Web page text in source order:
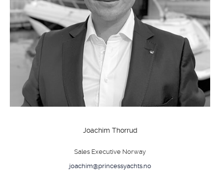
Joachim Thorrud
Sales Executive Norway
joachim@princessyachts.no